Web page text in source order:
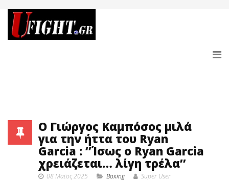
Ο Γιώργος Καμπόσος μιλά
για την ήττα του Ryan
Garcia : ‘’Ίσως ο Ryan Garcia
χρειάζεται… λίγη τρέλα’’
08 Μαϊος 2025 Boxing Super User